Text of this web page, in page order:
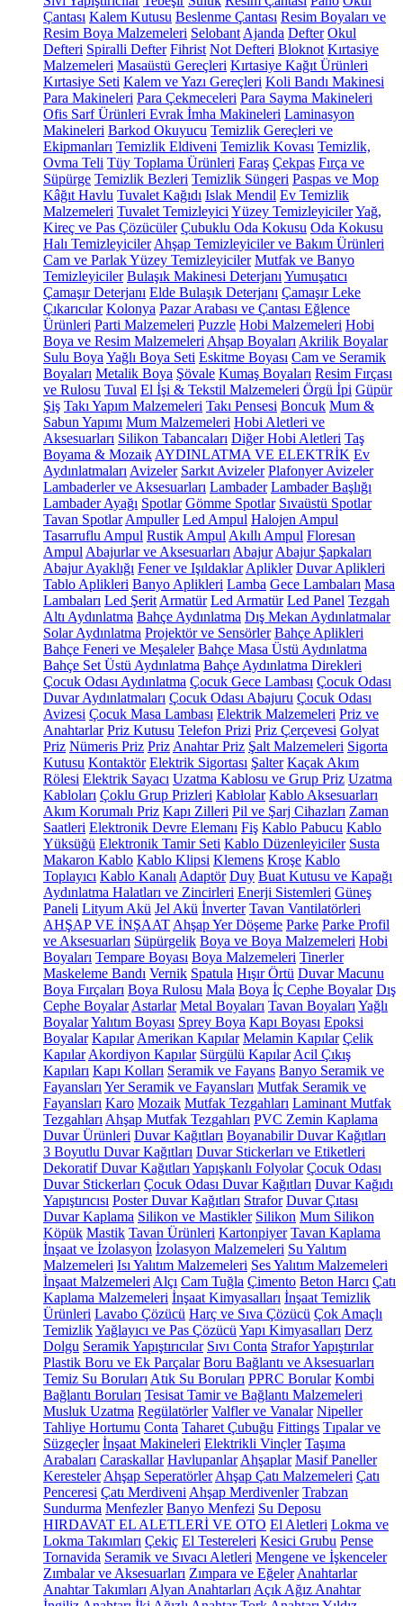
Çantası Kalem Kutusu Beslenme Çantası Resim Boyaları ve
Resim Boya Malzemeleri Selobant Ajanda Defter Okul
Defteri Spiralli Defter Fihrist Not Defteri Bloknot Kırtasiye
Malzemeleri Masaüstü Gereçleri Kırtasiye Kağıt Ürünleri
Kırtasiye Seti Kalem ve Yazı Gereçleri Koli Bandı Makinesi
Para Makineleri Para Çekmeceleri Para Sayma Makineleri
Ofis Sarf Ürünleri Evrak İmha Makineleri Laminasyon
Makineleri Barkod Okuyucu Temizlik Gereçleri ve
Ekipmanları Temizlik Eldiveni Temizlik Kovası Temizlik,
Ovma Teli Tüy Toplama Ürünleri Faraş Çekpas Fırça ve
Süpürge Temizlik Bezleri Temizlik Süngeri Paspas ve Mop
Kâğıt Havlu Tuvalet Kağıdı Islak Mendil Ev Temizlik
Malzemeleri Tuvalet Temizleyici Yüzey TemizleyicilerYağ,
Kireç ve Pas Çözücüler Çubuklu Oda Kokusu Oda Kokusu
Halı Temizleyiciler Ahşap Temizleyiciler ve Bakım Ürünleri
Cam ve Parlak Yüzey Temizleyiciler Mutfak ve Banyo
Temizleyiciler Bulaşık Makinesi Deterjanı Yumuşatıcı
Çamaşır Deterjanı Elde Bulaşık Deterjanı Çamaşır Leke
Çıkarıcılar Kolonya Pazar Arabası ve Çantası Eğlence
Ürünleri Parti Malzemeleri Puzzle Hobi Malzemeleri Hobi
Boya ve Resim Malzemeleri Ahşap Boyaları Akrilik Boyalar
Sulu Boya Yağlı Boya Seti Eskitme Boyası Cam ve Seramik
Boyaları Metalik Boya Şövale Kumaş Boyaları Resim Fırçası
ve Rulosu Tuval El İşi & Tekstil Malzemeleri Örgü İpi Güpür
Şiş Takı Yapım Malzemeleri Takı Pensesi Boncuk Mum &
Sabun Yapımı Mum Malzemeleri Hobi Aletleri ve
Aksesuarları Silikon Tabancaları Diğer Hobi Aletleri Taş
Boyama & Mozaik AYDINLATMA VE ELEKTRİK Ev
Aydınlatmaları Avizeler Sarkıt Avizeler Plafonyer Avizeler
Lambaderler ve Aksesuarları Lambader Lambader Başlığı
Lambader Ayağı Spotlar Gömme Spotlar Sıvaüstü Spotlar
Tavan Spotlar Ampuller Led Ampul Halojen Ampul
Tasarruflu Ampul Rustik Ampul Akıllı Ampul Floresan
Ampul Abajurlar ve Aksesuarları Abajur Abajur Şapkaları
Abajur Ayaklığı Fener ve Işıldaklar Aplikler Duvar Aplikleri
Tablo Aplikleri Banyo Aplikleri Lamba Gece Lambaları Masa
Lambaları Led Şerit Armatür Led Armatür Led Panel Tezgah
Altı Aydınlatma Bahçe Aydınlatma Dış Mekan Aydınlatmalar
Solar Aydınlatma Projektör ve Sensörler Bahçe Aplikleri
Bahçe Feneri ve Meşaleler Bahçe Masa Üstü Aydınlatma
Bahçe Set Üstü Aydınlatma Bahçe Aydınlatma Direkleri
Çocuk Odası Aydınlatma Çocuk Gece Lambası Çocuk Odası
Duvar Aydınlatmaları Çocuk Odası Abajuru Çocuk Odası
Avizesi Çocuk Masa Lambası Elektrik Malzemeleri Priz ve
Anahtarlar Priz Kutusu Telefon Prizi Priz Çerçevesi Golyat
Priz Nümeris Priz Priz Anahtar Priz Şalt Malzemeleri Sigorta
Kutusu Kontaktör Elektrik Sigortası Şalter Kaçak Akım
Rölesi Elektrik Sayacı Uzatma Kablosu ve Grup Priz Uzatma
Kabloları Çoklu Grup Prizleri Kablolar Kablo Aksesuarları
Akım Korumalı Priz Kapı Zilleri Pil ve Şarj Cihazları Zaman
Saatleri Elektronik Devre Elemanı Fiş Kablo Pabucu Kablo
Yüksüğü Elektronik Tamir Seti Kablo Düzenleyiciler Susta
Makaron Kablo Kablo Klipsi Klemens Kroşe Kablo
Toplayıcı Kablo Kanalı Adaptör Duy Buat Kutusu ve Kapağı
Aydınlatma Halatları ve Zincirleri Enerji Sistemleri Güneş
Paneli Lityum Akü Jel Akü İnverter Tavan Vantilatörleri
AHŞAP VE İNŞAAT Ahşap Yer Döşeme Parke Parke Profil
ve Aksesuarları Süpürgelik Boya ve Boya Malzemeleri Hobi
Boyaları Tempare Boyası Boya Malzemeleri Tinerler
Maskeleme Bandı Vernik Spatula Hışır Örtü Duvar Macunu
Boya Fırçaları Boya Rulosu Mala Boya İç Cephe Boyalar Dış
Cephe Boyalar Astarlar Metal Boyaları Tavan Boyaları Yağlı
BoyalarYalıtım Boyası Sprey Boya Kapı Boyası Epoksi
Boyalar Kapılar Amerikan Kapılar Melamin Kapılar Çelik
Kapılar Akordiyon Kapılar Sürgülü Kapılar Acil Çıkış
Kapıları Kapı Kolları Seramik ve Fayans Banyo Seramik ve
Fayansları Yer Seramik ve Fayansları Mutfak Seramik ve
Fayansları Karo Mozaik Mutfak Tezgahları Laminant Mutfak
Tezgahları Ahşap Mutfak Tezgahları PVC Zemin Kaplama
Duvar Ürünleri Duvar Kağıtları Boyanabilir Duvar Kağıtları
3 Boyutlu Duvar Kağıtları Duvar Stickerları ve Etiketleri
Dekoratif Duvar Kağıtları Yapışkanlı Folyolar Çocuk Odası
Duvar Stickerları Çocuk Odası Duvar Kağıtları Duvar Kağıdı
Yapıştırıcısı Poster Duvar Kağıtları Strafor Duvar Çıtası
Duvar Kaplama Silikon ve Mastikler Silikon Mum Silikon
Köpük Mastik Tavan Ürünleri Kartonpiyer Tavan Kaplama
İnşaat ve İzolasyon İzolasyon Malzemeleri Su Yalıtım
Malzemeleri Isı Yalıtım Malzemeleri Ses Yalıtım Malzemeleri
İnşaat Malzemeleri Alçı Cam Tuğla Çimento Beton Harcı Çatı
Kaplama Malzemeleri İnşaat Kimyasalları İnşaat Temizlik
Ürünleri Lavabo Çözücü Harç ve Sıva Çözücü Çok Amaçlı
TemizlikYağlayıcı ve Pas Çözücü Yapı Kimyasalları Derz
Dolgu Seramik Yapıştırıcılar Sıvı Conta Strafor Yapıştırılar
Plastik Boru ve Ek Parçalar Boru Bağlantı ve Aksesuarları
Temiz Su Boruları Atık Su Boruları PPRC Borular Kombi
Bağlantı Boruları Tesisat Tamir ve Bağlantı Malzemeleri
Musluk Uzatma Regülatörler Valfler ve Vanalar Nipeller
Tahliye Hortumu Conta Taharet Çubuğu Fittings Tıpalar ve
Süzgeçler İnşaat Makineleri Elektrikli Vinçler Taşıma
Arabaları Caraskallar Havlupanlar Ahşaplar Masif Paneller
Keresteler Ahşap Seperatörler Ahşap Çatı Malzemeleri Çatı
Penceresi Çatı Merdiveni Ahşap Merdivenler Trabzan
Sundurma Menfezler Banyo Menfezi Su Deposu
HIRDAVAT EL ALETLERİ VE OTO El Aletleri Lokma ve
Lokma Takımları Çekiç El Testereleri Kesici Grubu Pense
Tornavida Seramik ve Sıvacı Aletleri Mengene ve İşkenceler
Zımbalar ve Aksesuarları Zımpara ve Eğeler Anahtarlar
Anahtar Takımları Alyan Anahtarları Açık Ağız Anahtar